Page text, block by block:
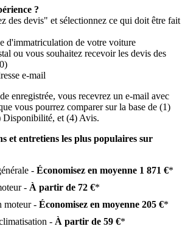
?
des devis" et sélectionnez ce qui doit être fait
d'immatriculation de votre voiture
ou vous souhaitez recevoir les devis des
e-mail
enregistrée, vous recevrez un e-mail avec
vous pourrez comparer sur la base de (1)
et (4) Avis.
et entretiens les plus populaires sur
- Économisez en moyenne 1 871 €*
- À partir de 72 €*
moteur - Économisez en moyenne 205 €*
- À partir de 59 €*